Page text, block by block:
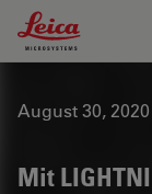
Leica
August 30, 2020
Mit